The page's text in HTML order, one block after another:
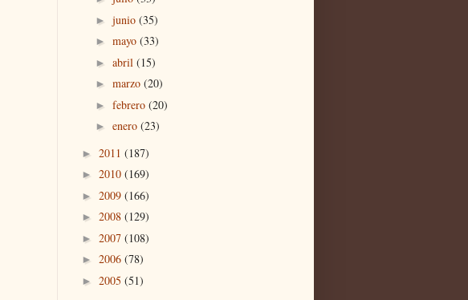
► junio (35)
► mayo (33)
► abril (15)
► marzo (20)
► febrero (20)
► enero (23)
► 2011 (187)
► 2010 (169)
► 2009 (166)
► 2008 (129)
► 2007 (108)
► 2006 (78)
► 2005 (51)